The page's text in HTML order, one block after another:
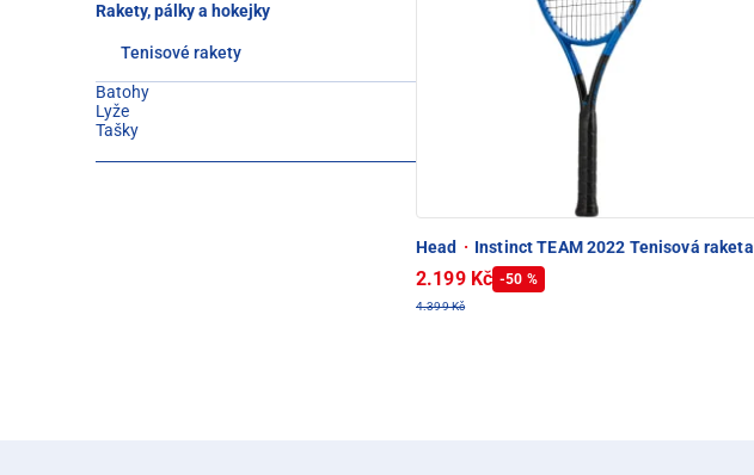
Rakety, pálky a hokejky
Tenisové rakety
Batohy
Lyže
Tašky
Head · Instinct TEAM 2022 Tenisová raketa
2.199 Kč -50 %
4.399 Kč